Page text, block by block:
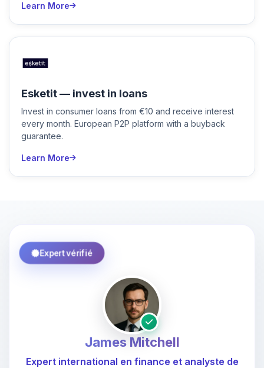
Learn More
Esketit — invest in loans
Invest in consumer loans from €10 and receive interest
every month. European P2P platform with a buyback
guarantee.
Learn More
Expert vérifié
James Mitchell
Expert international en finance et analyste de